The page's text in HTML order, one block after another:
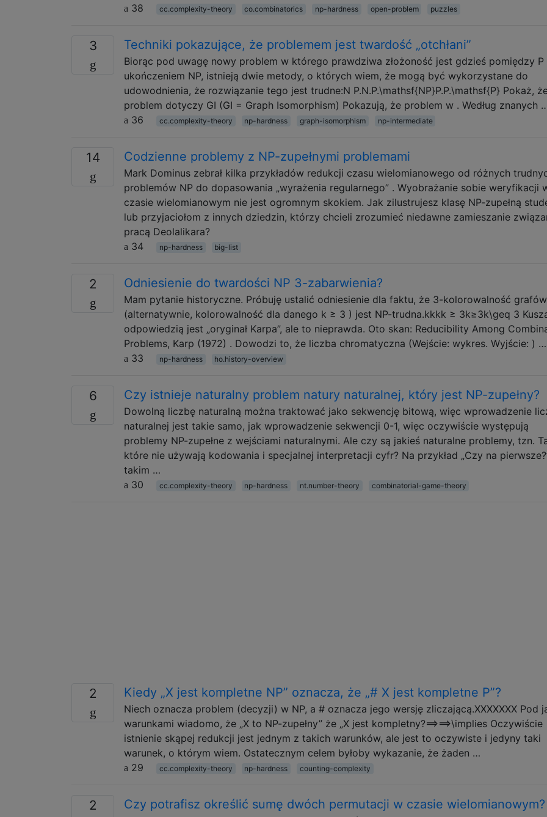
38
cc.complexity-theory co.combinatorics np-hardness open-problem puzzles
3 Techniki pokazujące, że problemem jest twardość „otchłani”
Biorąc pod uwagę nowy problem w którego prawdziwa złożoność jest gdzieś pomiędzy P
ukończeniem NP, istnieją dwie metody, o których wiem, że mogą być wykorzystane do
udowodnienia, że ​​rozwiązanie tego jest trudne:N P.N.P.\mathsf{NP}P.P.\mathsf{P} Pokaż,
problem dotyczy GI (GI = Graph Isomorphism) Pokazują, że problem w . Według znanych
36
cc.complexity-theory np-hardness graph-isomorphism np-intermediate
14 Codzienne problemy z NP-zupełnymi problemami
Mark Dominus zebrał kilka przykładów redukcji czasu wielomianowego od różnych
problemów NP do dopasowania „wyrażenia regularnego” . Wyobrażanie sobie weryfikacji
czasie wielomianowym nie jest ogromnym skokiem. Jak zilustrujesz klasę NP-zupełną
lub przyjaciołom z innych dziedzin, którzy chcieli zrozumieć niedawne zamieszanie
pracą Deolalikara?
34
np-hardness big-list
2 Odniesienie do twardości NP 3-zabarwienia?
Mam pytanie historyczne. Próbuję ustalić odniesienie dla faktu, że 3-kolorowalność grafów
(alternatywnie, kolorowalność dla danego k ≥ 3 ) jest NP-trudna.kkkk ≥ 3k≥3k\geq 3
odpowiedzią jest „oryginał Karpa”, ale to nieprawda. Oto skan: Reducibility Among
Problems, Karp (1972) . Dowodzi to, że liczba chromatyczna (Wejście: wykres. Wyjście: ) …
33
np-hardness ho.history-overview
6 Czy istnieje naturalny problem natury naturalnej, który jest NP-zupełny?
Dowolną liczbę naturalną można traktować jako sekwencję bitową, więc wprowadzenie
naturalnej jest takie samo, jak wprowadzenie sekwencji 0-1, więc oczywiście występują
problemy NP-zupełne z wejściami naturalnymi. Ale czy są jakieś naturalne problemy, tzn.
które nie używają kodowania i specjalnej interpretacji cyfr? Na przykład „Czy na
takim …
30
cc.complexity-theory np-hardness nt.number-theory combinatorial-game-theory
2 Kiedy „X jest kompletne NP” oznacza, że ​​„# X jest kompletne P”?
Niech oznacza problem (decyzji) w NP, a # oznacza jego wersję zliczającą.XXXXXXX Pod
warunkami wiadomo, że „X to NP-zupełny” że „X jest kompletny?⟹⟹\implies Oczywiście
istnienie skąpej redukcji jest jednym z takich warunków, ale jest to oczywiste i jedyny taki
warunek, o którym wiem. Ostatecznym celem byłoby wykazanie, że żaden …
29
cc.complexity-theory np-hardness counting-complexity
2 Czy potrafisz określić sumę dwóch permutacji w czasie wielomianowym?